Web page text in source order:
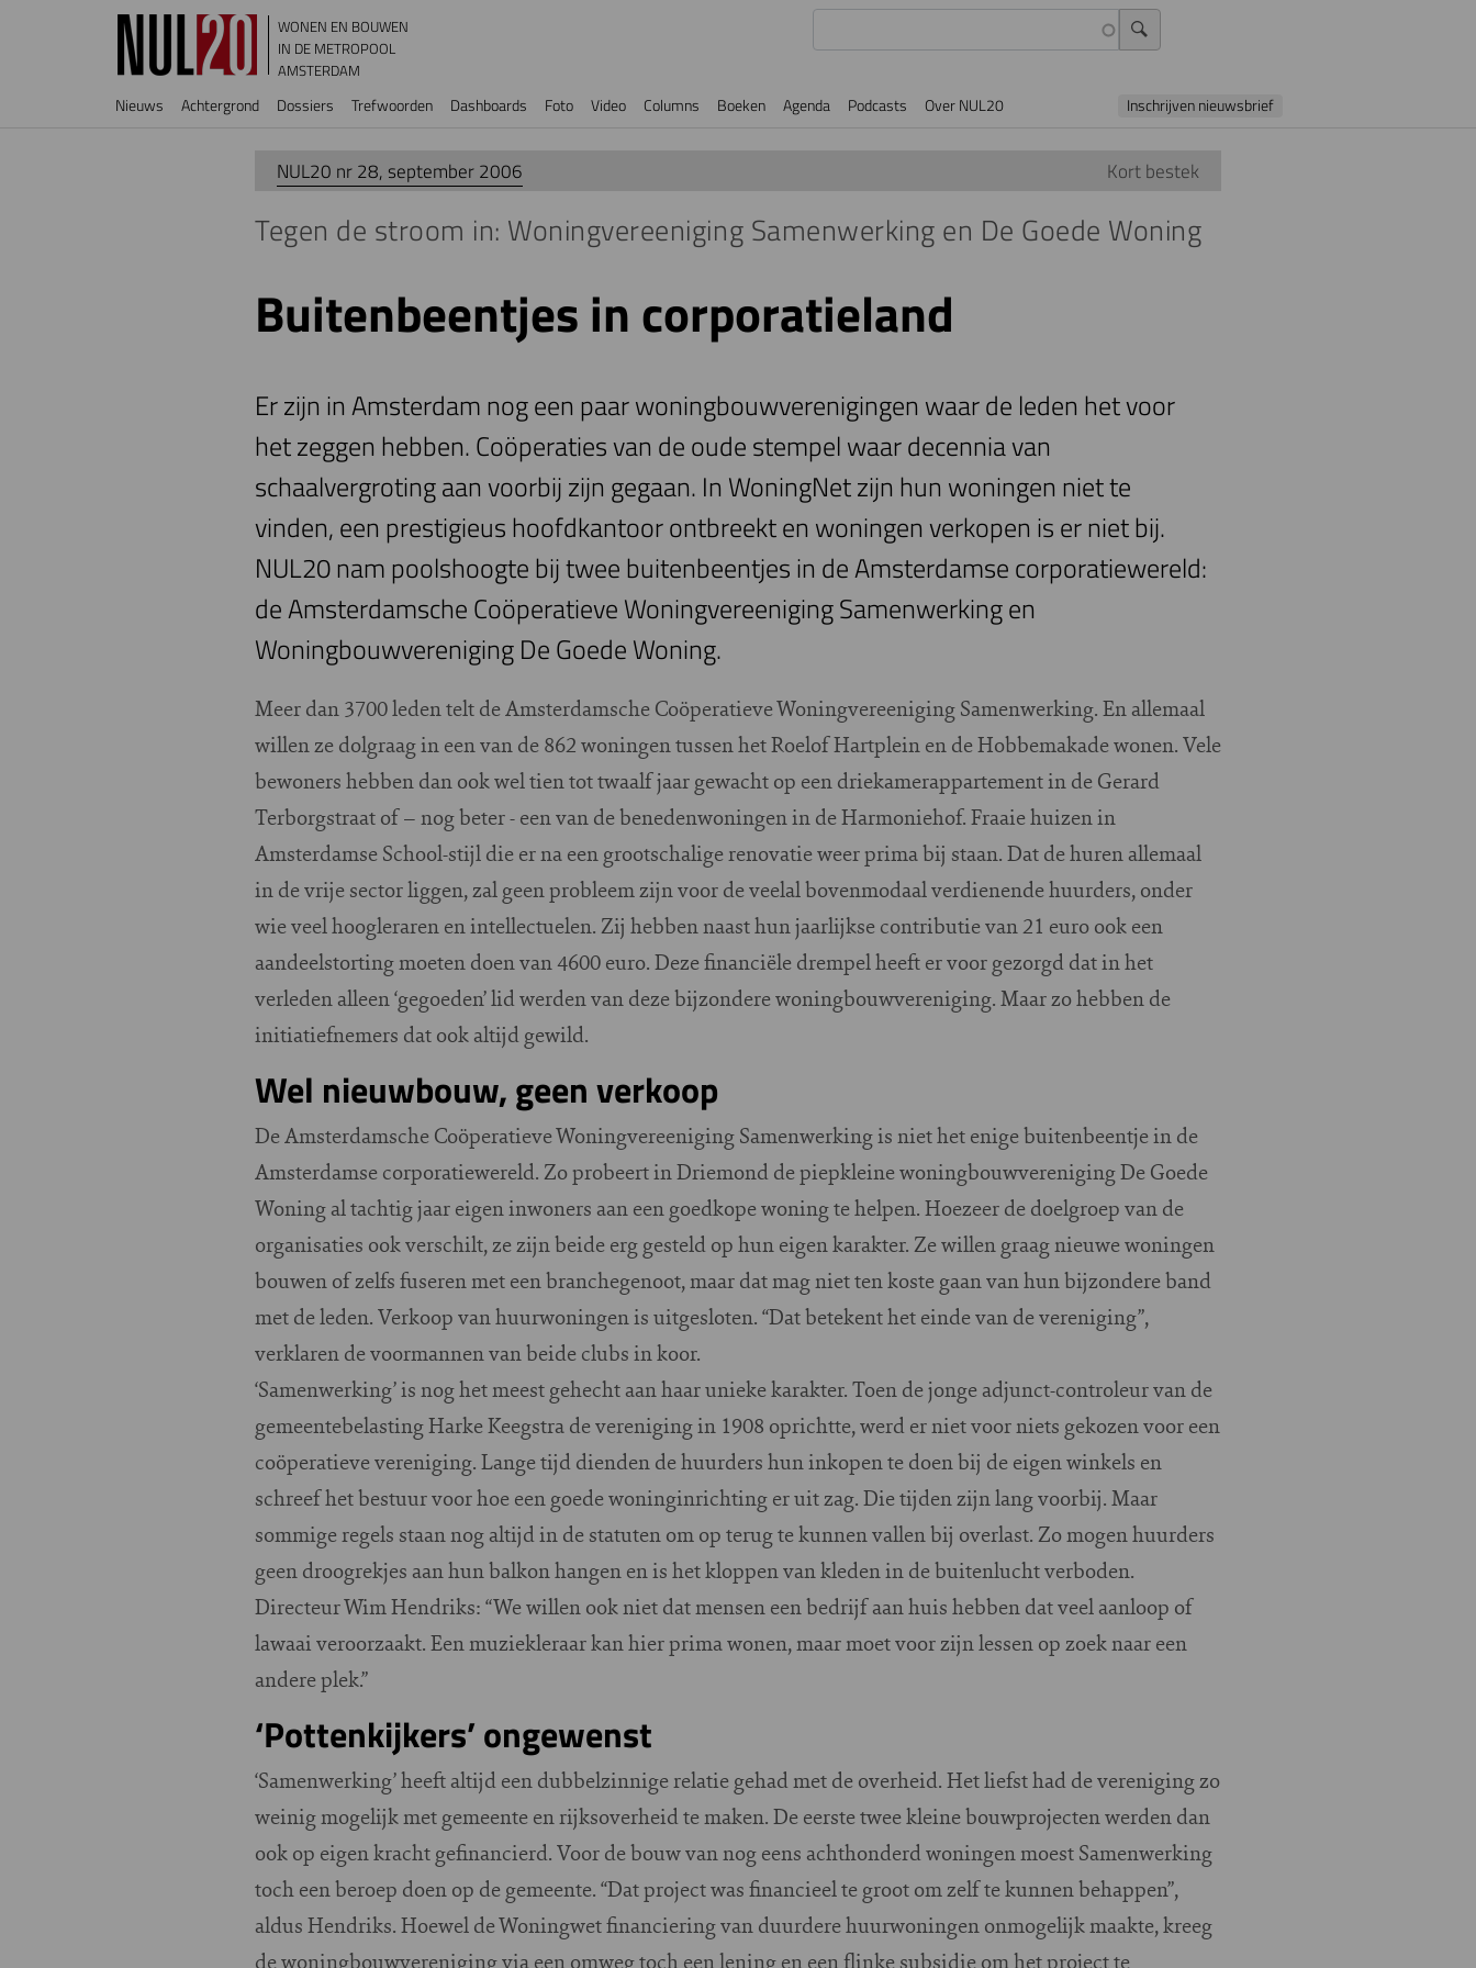
Overslaan en naar de inhoud gaan
WONEN EN BOUWEN
IN DE METROPOOL
AMSTERDAM
Hoofdnavigatie
Nieuws Achtergrond Dossiers Trefwoorden Dashboards Foto Video Columns Boeken Agenda Podcasts Over NUL20 Inschrijven nieuwsbrief
NUL20 nr 28, september 2006 Kort bestek
Tegen de stroom in: Woningvereeniging Samenwerking en De Goede Woning
Buitenbeentjes in corporatieland
Er zijn in Amsterdam nog een paar woningbouwverenigingen waar de leden het voor
het zeggen hebben. Coöperaties van de oude stempel waar decennia van
schaalvergroting aan voorbij zijn gegaan. In WoningNet zijn hun woningen niet te
vinden, een prestigieus hoofdkantoor ontbreekt en woningen verkopen is er niet bij.
NUL20 nam poolshoogte bij twee buitenbeentjes in de Amsterdamse corporatiewereld:
de Amsterdamsche Coöperatieve Woningvereeniging Samenwerking en
Woningbouwvereniging De Goede Woning.
Meer dan 3700 leden telt de Amsterdamsche Coöperatieve Woningvereeniging Samenwerking. En allemaal
willen ze dolgraag in een van de 862 woningen tussen het Roelof Hartplein en de Hobbemakade wonen. Vele
bewoners hebben dan ook wel tien tot twaalf jaar gewacht op een driekamerappartement in de Gerard
Terborgstraat of – nog beter - een van de benedenwoningen in de Harmoniehof. Fraaie huizen in
Amsterdamse School-stijl die er na een grootschalige renovatie weer prima bij staan. Dat de huren allemaal
in de vrije sector liggen, zal geen probleem zijn voor de veelal bovenmodaal verdienende huurders, onder
wie veel hoogleraren en intellectuelen. Zij hebben naast hun jaarlijkse contributie van 21 euro ook een
aandeelstorting moeten doen van 4600 euro. Deze financiële drempel heeft er voor gezorgd dat in het
verleden alleen ‘gegoeden’ lid werden van deze bijzondere woningbouwvereniging. Maar zo hebben de
initiatiefnemers dat ook altijd gewild.
Wel nieuwbouw, geen verkoop
De Amsterdamsche Coöperatieve Woningvereeniging Samenwerking is niet het enige buitenbeentje in de
Amsterdamse corporatiewereld. Zo probeert in Driemond de piepkleine woningbouwvereniging De Goede
Woning al tachtig jaar eigen inwoners aan een goedkope woning te helpen. Hoezeer de doelgroep van de
organisaties ook verschilt, ze zijn beide erg gesteld op hun eigen karakter. Ze willen graag nieuwe woningen
bouwen of zelfs fuseren met een branchegenoot, maar dat mag niet ten koste gaan van hun bijzondere band
met de leden. Verkoop van huurwoningen is uitgesloten. “Dat betekent het einde van de vereniging”,
verklaren de voormannen van beide clubs in koor.
‘Samenwerking’ is nog het meest gehecht aan haar unieke karakter. Toen de jonge adjunct-controleur van de
gemeentebelasting Harke Keegstra de vereniging in 1908 oprichtte, werd er niet voor niets gekozen voor een
coöperatieve vereniging. Lange tijd dienden de huurders hun inkopen te doen bij de eigen winkels en
schreef het bestuur voor hoe een goede woninginrichting er uit zag. Die tijden zijn lang voorbij. Maar
sommige regels staan nog altijd in de statuten om op terug te kunnen vallen bij overlast. Zo mogen huurders
geen droogrekjes aan hun balkon hangen en is het kloppen van kleden in de buitenlucht verboden.
Directeur Wim Hendriks: “We willen ook niet dat mensen een bedrijf aan huis hebben dat veel aanloop of
lawaai veroorzaakt. Een muziekleraar kan hier prima wonen, maar moet voor zijn lessen op zoek naar een
andere plek.”
‘Pottenkijkers’ ongewenst
‘Samenwerking’ heeft altijd een dubbelzinnige relatie gehad met de overheid. Het liefst had de vereniging zo
weinig mogelijk met gemeente en rijksoverheid te maken. De eerste twee kleine bouwprojecten werden dan
ook op eigen kracht gefinancierd. Voor de bouw van nog eens achthonderd woningen moest Samenwerking
toch een beroep doen op de gemeente. “Dat project was financieel te groot om zelf te kunnen behappen”,
aldus Hendriks. Hoewel de Woningwet financiering van duurdere huurwoningen onmogelijk maakte, kreeg
de woningbouwvereniging via een omweg toch een lening en een flinke subsidie om het project te